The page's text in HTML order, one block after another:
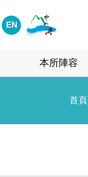
EN
本所陣容
首頁